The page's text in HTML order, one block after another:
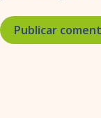
Publicar